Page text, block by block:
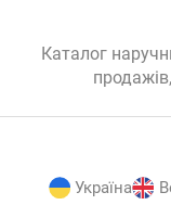
Каталог
продажів,
Україна